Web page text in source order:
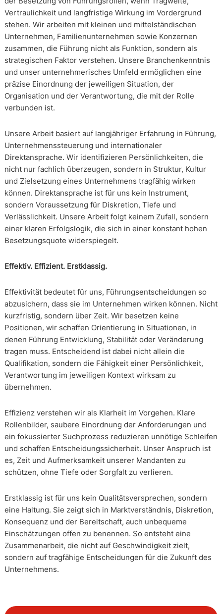
Vertraulichkeit und langfristige Wirkung im Vordergrund
stehen. Wir arbeiten mit kleinen und mittelständischen
Unternehmen, Familienunternehmen sowie Konzernen
zusammen, die Führung nicht als Funktion, sondern als
strategischen Faktor verstehen. Unsere Branchenkenntnis
und unser unternehmerisches Umfeld ermöglichen eine
präzise Einordnung der jeweiligen Situation, der
Organisation und der Verantwortung, die mit der Rolle
verbunden ist.
Unsere Arbeit basiert auf langjähriger Erfahrung in Führung,
Unternehmenssteuerung und internationaler
Direktansprache. Wir identifizieren Persönlichkeiten, die
nicht nur fachlich überzeugen, sondern in Struktur, Kultur
und Zielsetzung eines Unternehmens tragfähig wirken
können. Direktansprache ist für uns kein Instrument,
sondern Voraussetzung für Diskretion, Tiefe und
Verlässlichkeit. Unsere Arbeit folgt keinem Zufall, sondern
einer klaren Erfolgslogik, die sich in einer konstant hohen
Besetzungsquote widerspiegelt.
Effektiv. Effizient. Erstklassig.
Effektivität bedeutet für uns, Führungsentscheidungen so
abzusichern, dass sie im Unternehmen wirken können. Nicht
kurzfristig, sondern über Zeit. Wir besetzen keine
Positionen, wir schaffen Orientierung in Situationen, in
denen Führung Entwicklung, Stabilität oder Veränderung
tragen muss. Entscheidend ist dabei nicht allein die
Qualifikation, sondern die Fähigkeit einer Persönlichkeit,
Verantwortung im jeweiligen Kontext wirksam zu
übernehmen.
Effizienz verstehen wir als Klarheit im Vorgehen. Klare
Rollenbilder, saubere Einordnung der Anforderungen und
ein fokussierter Suchprozess reduzieren unnötige Schleifen
und schaffen Entscheidungssicherheit. Unser Anspruch ist
es, Zeit und Aufmerksamkeit unserer Mandanten zu
schützen, ohne Tiefe oder Sorgfalt zu verlieren.
Erstklassig ist für uns kein Qualitätsversprechen, sondern
eine Haltung. Sie zeigt sich in Marktverständnis, Diskretion,
Konsequenz und der Bereitschaft, auch unbequeme
Einschätzungen offen zu benennen. So entsteht eine
Zusammenarbeit, die nicht auf Geschwindigkeit zielt,
sondern auf tragfähige Entscheidungen für die Zukunft des
Unternehmens.